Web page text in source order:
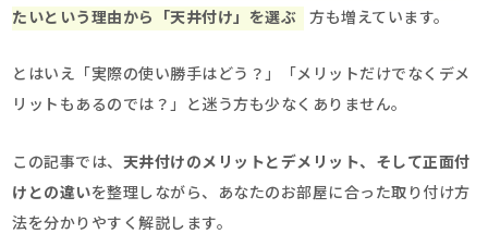
たいという理由から「天井付け」を選ぶ 方も増えています。
とはいえ「実際の使い勝手はどう？」「メリットだけでなくデメ
リットもあるのでは？」と迷う方も少なくありません。
この記事では、 天井付けのメリットとデメリット、そして正面付
けとの違いを整理しながら、あなたのお部屋に合った取り付け方
法を分かりやすく解説します。